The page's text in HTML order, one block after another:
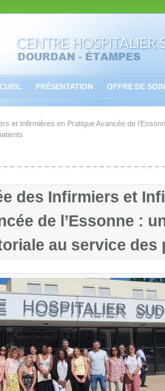
PRÉSENTATION OFFRE DE
et Infirmières en Pratique Avancée de
des Infirmiers et
de l’Essonne :
au service des